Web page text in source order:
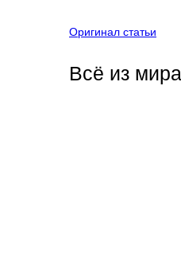
Оригинал статьи
Всё из